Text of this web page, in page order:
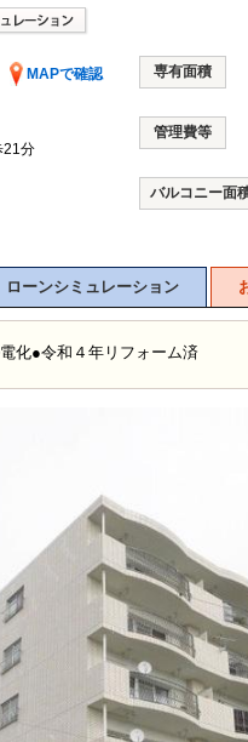
MAPで確認
専有面積
21分
管理費等
バルコニー面
ローンシミュレーション
化●令和４年リフォーム済